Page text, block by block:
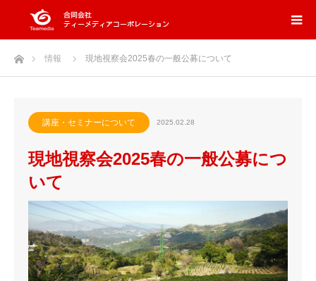
ホーム情報 現地視察会2025春の一般公募について
講座・セミナーについて 2025.02.28
現地視察会2025春の一般公募につ
いて